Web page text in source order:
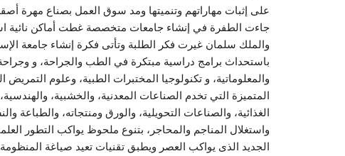
على إثبات مهاراتهم وتنميتها ومد سوق العمل بصناع مهرة
جاءت الطفرة في إنشاء جامعات متخصصة غطت أماكن نائية
والملك سلمان غيرت فكر الطلبة وتأتى فكرة إنشاء جامعة
باستحداث برامج دراسية مبتكرة في الطب والجراحة، و
والمعلوماتية، و تكنولوجيا المختبرات الطبية، وعلوم
المتميزة التي تخدم الصناعات المعدنية، والخشبية،
الغذائية، والصناعات التحويلية، والورق ومنتجاته، والطباعة
واستغلال المناجم والمحاجر، بتنوع ملحوظ يواكب التطور
الجديد الذى يواكب العصر ويطبق تقنيات تعيد صياغة المنظومة